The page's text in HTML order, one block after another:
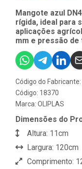
Mangote azul
rígida, ideal para
aplicações
mm e pressão de
Código do
Código: 18370
Marca: OLIPLAS
Dimensões do
Altura: 11cm
Largura: 120cm
Comprimento: